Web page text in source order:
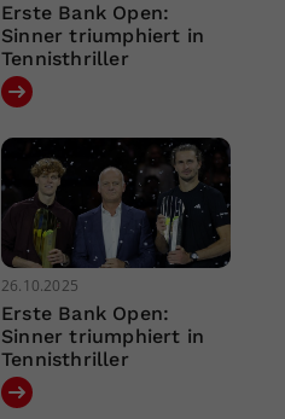
Erste Bank Open:
Sinner triumphiert in
Tennisthriller
26.10.2025
Erste Bank Open:
Sinner triumphiert in
Tennisthriller